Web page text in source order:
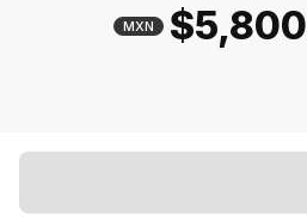
MXN $5,800